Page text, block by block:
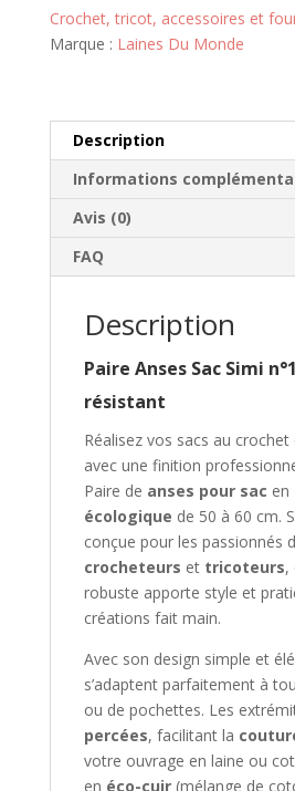
o
t
r
s
n°1
Crochet, tricot, accessoires et
Marque : Laines Du Monde
Description
Informations
Avis (0)
FAQ
Description
Paire Anses Sac Simi
résistant
Réalisez vos sacs au
avec une finition
Paire de anses pour sac en
écologique de 50 à 60 cm.
conçue pour les passionnés
crocheteurs et tricoteurs,
robuste apporte style et
créations fait main.
Avec son design simple et
s’adaptent parfaitement à
ou de pochettes. Les
percées, facilitant la
votre ouvrage en laine ou
en éco-cuir(mélange de